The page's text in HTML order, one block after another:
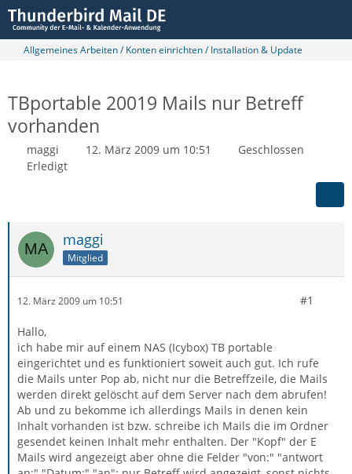
Allgemeines Arbeiten / Konten einrichten / Installation & Update
TBportable 20019 Mails nur Betreff
vorhanden
maggi 12. März 2009 um 10:51
Geschlossen
Erledigt
maggi
Mitglied
12. März 2009 um 10:51 #1
Hallo,
ich habe mir auf einem NAS (Icybox) TB portable
eingerichtet und es funktioniert soweit auch gut. Ich rufe
die Mails unter Pop ab, nicht nur die Betreffzeile, die Mails
werden direkt gelöscht auf dem Server nach dem abrufen!
Ab und zu bekomme ich allerdings Mails in denen kein
Inhalt vorhanden ist bzw. schreibe ich Mails die im Ordner
gesendet keinen Inhalt mehr enthalten. Der "Kopf" der E
Mails wird angezeigt aber ohne die Felder "von:" "antwort